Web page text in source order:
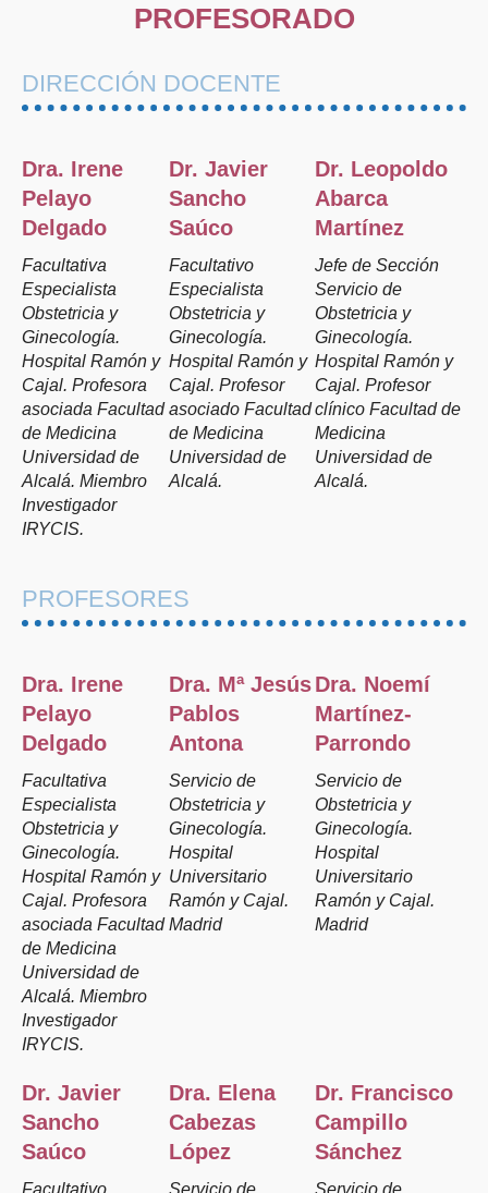
PROFESORADO
DIRECCIÓN DOCENTE
Dra. Irene
Pelayo
Delgado
Facultativa
Especialista
Obstetricia y
Ginecología.
Hospital Ramón y
Cajal. Profesora
asociada Facultad
de Medicina
Universidad de
Alcalá. Miembro
Investigador
IRYCIS.
Dr. Javier
Sancho
Saúco
Facultativo
Especialista
Obstetricia y
Ginecología.
Hospital Ramón y
Cajal. Profesor
asociado Facultad
de Medicina
Universidad de
Alcalá.
Dr. Leopoldo
Abarca
Martínez
Jefe de Sección
Servicio de
Obstetricia y
Ginecología.
Hospital Ramón y
Cajal. Profesor
clínico Facultad de
Medicina
Universidad de
Alcalá.
PROFESORES
Dra. Irene
Pelayo
Delgado
Facultativa
Especialista
Obstetricia y
Ginecología.
Hospital Ramón y
Cajal. Profesora
asociada Facultad
de Medicina
Universidad de
Alcalá. Miembro
Investigador
IRYCIS.
Dra. Mª Jesús
Pablos
Antona
Servicio de
Obstetricia y
Ginecología.
Hospital
Universitario
Ramón y Cajal.
Madrid
Dra. Noemí
Martínez-
Parrondo
Servicio de
Obstetricia y
Ginecología.
Hospital
Universitario
Ramón y Cajal.
Madrid
Dr. Javier
Sancho
Saúco
Facultativo
Dra. Elena
Cabezas
López
Servicio de
Dr. Francisco
Campillo
Sánchez
Servicio de